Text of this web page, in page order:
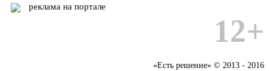
реклама на портале
12+
«Есть решение» © 2013 - 2016